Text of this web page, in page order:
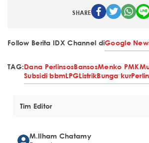
SHARE
Follow Berita IDX Channel diGoogle
TAG:Dana PerlinsosBansosMenko PMK
Subsidi bbmLPGListrikBunga kur
Tim Editor
M.Ilham Chatamy